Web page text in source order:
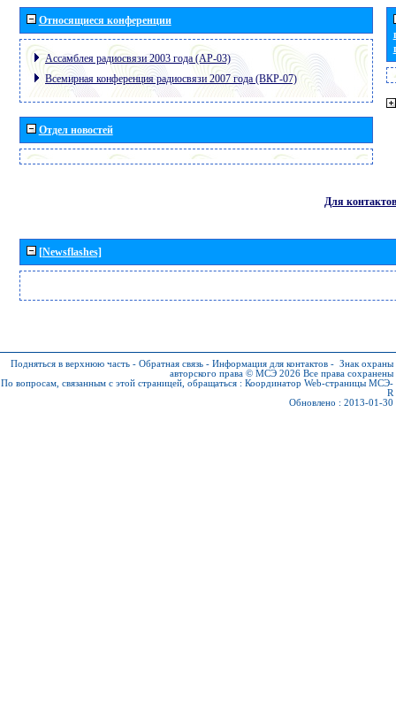
Относящиеся конференции
Ассамблея радиосвязи 2003 года (АР-03)
Всемирная конференция радиосвязи 2007 года (ВКР-07)
Отдел новостей
Для контактов
[Newsflashes]
Подняться в верхнюю часть - Обратная связь - Информация для контактов - Знак охраны
авторского права © МСЭ 2026 Все права сохранены
По вопросам, связанным с этой страницей, обращаться : Координатор Web-страницы МСЭ-
R
Обновлено : 2013-01-30